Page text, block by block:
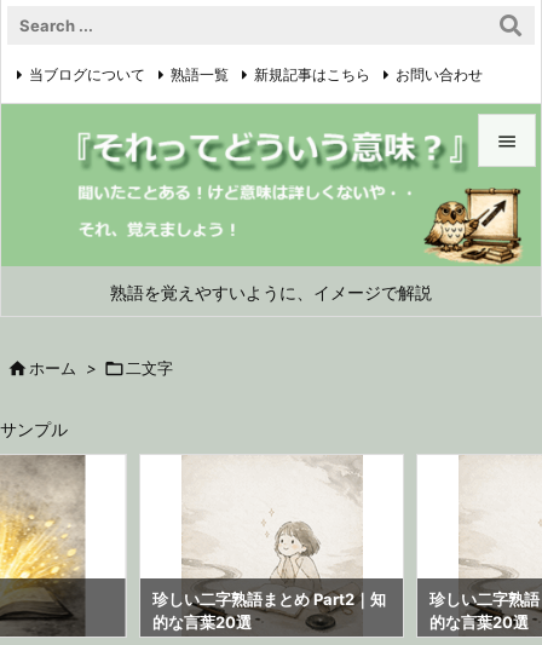
熟語を覚えやすいように、イメージで解説


メニュ


当ブログについて 熟語一覧 新規記事はこちら お問い合わせ
プライバシーポリシー 
 ホーム >  二文字
サンプル
珍しい二字熟語まとめ Part2｜知
的な言葉20選
珍しい二字熟
的な言葉20選